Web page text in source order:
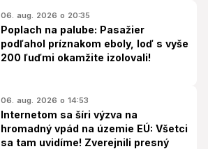
06. aug. 2026 o 20:35
Poplach na palube: Pasažier
podľahol príznakom eboly, loď s vyše
200 ľuďmi okamžite izolovali!
06. aug. 2026 o 14:53
Internetom sa šíri výzva na
hromadný vpád na územie EÚ: Všetci
sa tam uvidíme! Zverejnili presný